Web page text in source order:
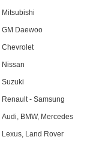
Mitsubishi
GM Daewoo
Chevrolet
Nissan
Suzuki
Renault - Samsung
Audi, BMW, Mercedes
Lexus, Land Rover